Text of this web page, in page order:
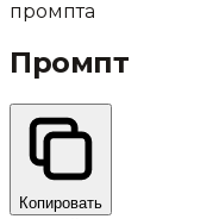
промпта
Промпт
Копировать